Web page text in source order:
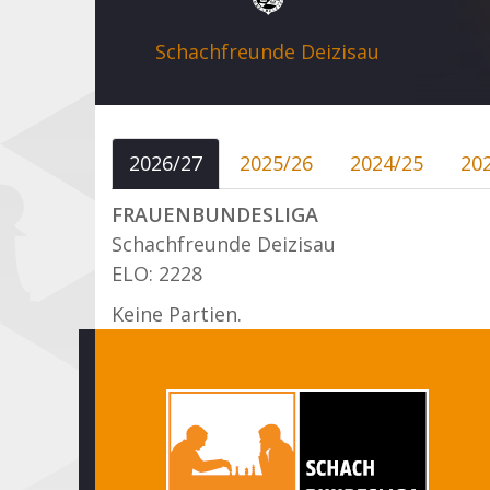
Schachfreunde Deizisau
2026/27 2025/26 2024/25
FRAUENBUNDESLIGA
Schachfreunde Deizisau
ELO: 2228
Keine Partien.